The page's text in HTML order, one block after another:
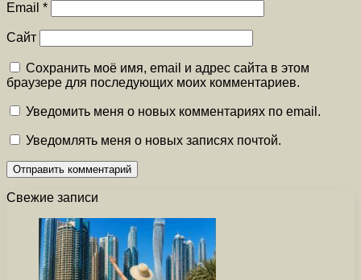
Email *
Сайт
Сохранить моё имя, email и адрес сайта в этом
браузере для последующих моих комментариев.
Уведомить меня о новых комментариях по email.
Уведомлять меня о новых записях почтой.
Свежие записи